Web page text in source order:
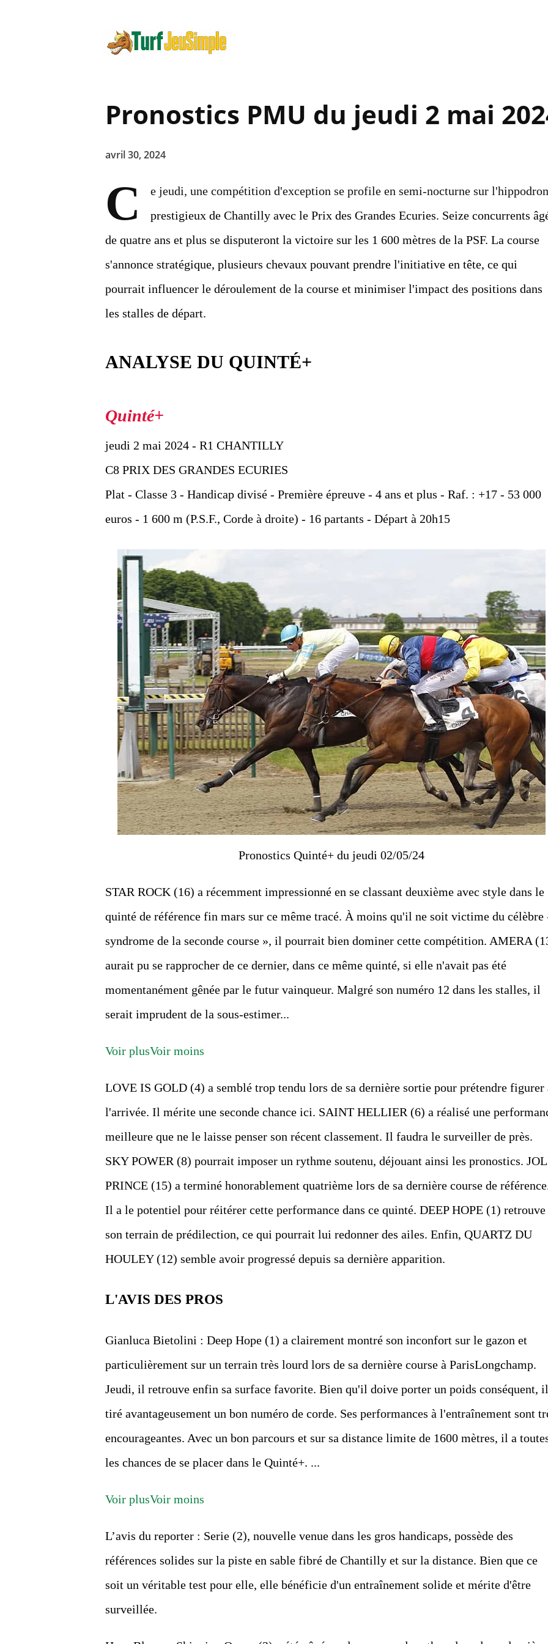
Pronostics PMU du jeudi 2 mai
avril 30, 2024
C
e jeudi, une compétition d'exception se profile en semi-nocturne sur
prestigieux de Chantilly avec le Prix des Grandes Ecuries. Seize concurrents
de quatre ans et plus se disputeront la victoire sur les 1 600 mètres de la PSF. La course
s'annonce stratégique, plusieurs chevaux pouvant prendre l'initiative en tête, ce qui
pourrait influencer le déroulement de la course et minimiser l'impact des positions dans
les stalles de départ.
ANALYSE DU QUINTÉ+
jeudi 2 mai 2024 - R1 CHANTILLY
C8 PRIX DES GRANDES ECURIES
Plat - Classe 3 - Handicap divisé - Première épreuve - 4 ans et plus - Raf. : +17 - 53 000
euros - 1 600 m (P.S.F., Corde à droite) - 16 partants - Départ à 20h15
Pronostics Quinté+ du jeudi 02/05/24
STAR ROCK (16) a récemment impressionné en se classant deuxième avec style dans le
quinté de référence fin mars sur ce même tracé. À moins qu'il ne soit victime du célèbre
syndrome de la seconde course », il pourrait bien dominer cette compétition. AMERA
aurait pu se rapprocher de ce dernier, dans ce même quinté, si elle n'avait pas été
momentanément gênée par le futur vainqueur. Malgré son numéro 12 dans les stalles, il
serait imprudent de la sous-estimer...
Voir plusVoir moins
LOVE IS GOLD (4) a semblé trop tendu lors de sa dernière sortie pour prétendre figurer
l'arrivée. Il mérite une seconde chance ici. SAINT HELLIER (6) a réalisé une
meilleure que ne le laisse penser son récent classement. Il faudra le surveiller de près.
SKY POWER (8) pourrait imposer un rythme soutenu, déjouant ainsi les pronostics.
PRINCE (15) a terminé honorablement quatrième lors de sa dernière course de
Il a le potentiel pour réitérer cette performance dans ce quinté. DEEP HOPE (1) retrouve
son terrain de prédilection, ce qui pourrait lui redonner des ailes. Enfin, QUARTZ DU
HOULEY (12) semble avoir progressé depuis sa dernière apparition.
L'AVIS DES PROS
Gianluca Bietolini : Deep Hope (1) a clairement montré son inconfort sur le gazon et
particulièrement sur un terrain très lourd lors de sa dernière course à ParisLongchamp.
Jeudi, il retrouve enfin sa surface favorite. Bien qu'il doive porter un poids conséquent,
tiré avantageusement un bon numéro de corde. Ses performances à l'entraînement sont
encourageantes. Avec un bon parcours et sur sa distance limite de 1600 mètres, il a
les chances de se placer dans le Quinté+. ...
Voir plusVoir moins
L’avis du reporter : Serie (2), nouvelle venue dans les gros handicaps, possède des
références solides sur la piste en sable fibré de Chantilly et sur la distance. Bien que ce
soit un véritable test pour elle, elle bénéficie d'un entraînement solide et mérite d'être
surveillée.